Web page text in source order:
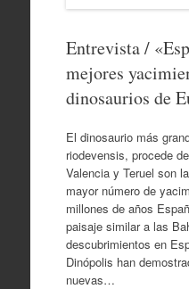
Entrevista /
mejores
dinosaurios de
El dinosaurio más
riodevensis, procede
Valencia y Teruel son
mayor número de
millones de años
paisaje similar a las
descubrimientos en
Dinópolis han
nuevas…